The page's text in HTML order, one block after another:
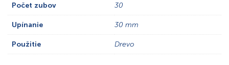
Počet zubov 30
Upínanie 30 mm
Použitie Drevo